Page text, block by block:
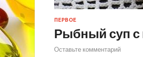
ПЕРВОЕ
Рыбный суп с
Оставьте комментарий